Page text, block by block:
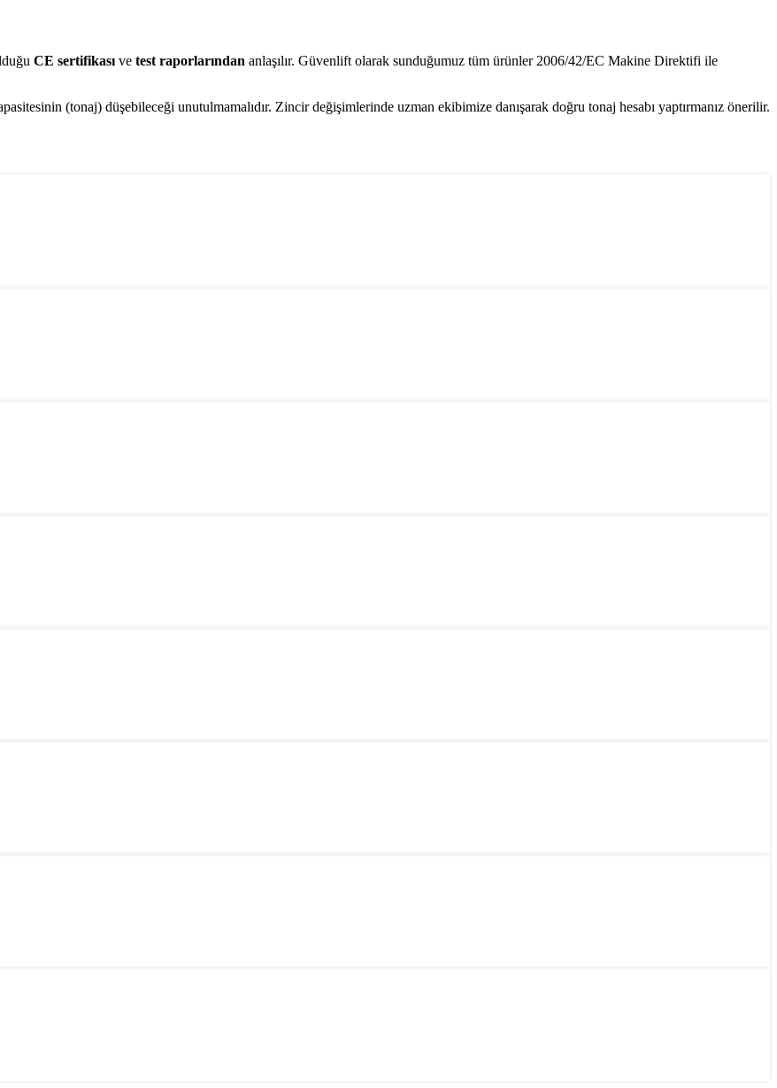
CE sertifikasıve test raporlarından anlaşılır. Güvenlift olarak sunduğumuz tüm ürünler 2006/42/EC Makine Direktifi ile
(tonaj) düşebileceği unutulmamalıdır. Zincir değişimlerinde uzman ekibimize danışarak doğru tonaj hesabı yaptırmanız önerilir.